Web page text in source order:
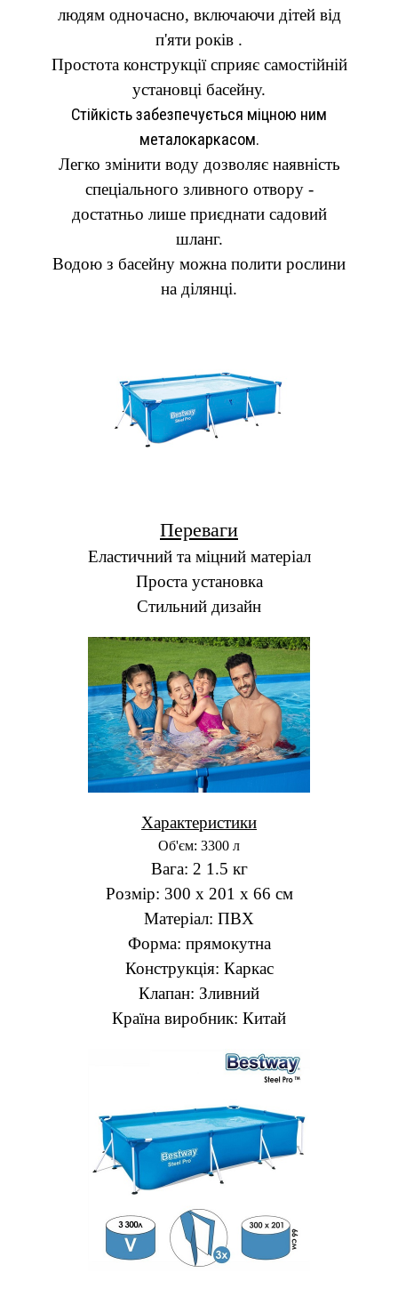
людям одночасно, включаючи дітей від
п'яти років .
Простота конструкції сприяє самостійній
установці басейну.
Стійкість забезпечується міцною ним
металокаркасом.
Легко змінити воду дозволяє наявність
спеціального зливного отвору -
достатньо лише приєднати садовий
шланг.
Водою з басейну можна полити рослини
на ділянці.
Переваги
Еластичний та міцний матеріал
Проста установка
Стильний дизайн
Характеристики
Об'єм: 3300 л
Вага: 2 1.5 кг
Розмір: 300 х 201 х 66 см
Матеріал: ПВХ
Форма: прямокутна
Конструкція: Каркас
Клапан: Зливний
Країна виробник: Китай